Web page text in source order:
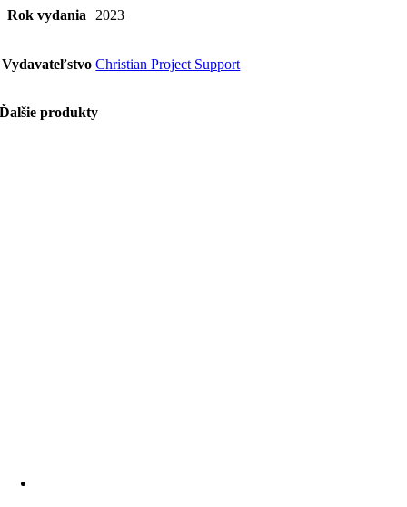
Rok vydania 2023
Vydavateľstvo Christian Project Support
Ďalšie produkty